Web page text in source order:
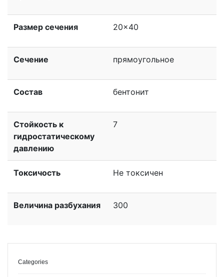
Размер сечения 20×40
Сечение прямоугольное
Состав бентонит
Стойкость к
гидростатическому
давлению
7
Токсичость Не токсичен
Величина разбухания 300
Categories